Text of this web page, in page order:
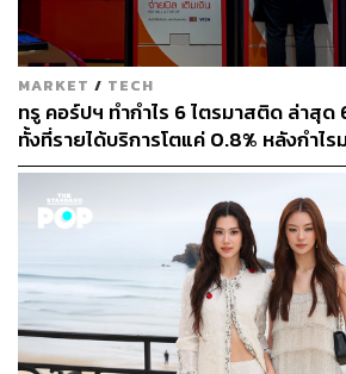
2. SPALI คาดว่ากำไร 4Q63 จะทำจุด
สุทธิปี 2564 จะเติบโตสูงที่สุดเมื่อเทียบ
อยู่อาศัย ทั้งนี้ Backlog ที่แข็งแกร่งยังช่
Secured Revenue ในปี 2565 เพิ่มขึ้นเ
กลุ่มเช่นเดียวกัน
3. BDMS คาดบริษัทจะรายงานกำไรสุท
4Q63 โดยได้แรงหนุนจากกำไรพิเศษจา
ใน BH ในขณะที่การระบาดรอบใหม่ของ
ประเทศไทยและข้อกำหนดต่างๆ ของรัฐ
ทำให้การดำเนินงานสะดุดลงในระยะสั้
จะเลวร้ายเหมือนกับเมื่อครั้งที่มีการล็อ
2Q63
MARKET / TECH
ทรู คอร์ปฯ ทำกำไร 6 ไตรมาสติด ล่าสุด
ทั้งที่รายได้บริการโตแค่ 0.8% หลังกำไร
ประสิทธิภาพและใบอนุญาตคลื่น ไม่ใช่กา